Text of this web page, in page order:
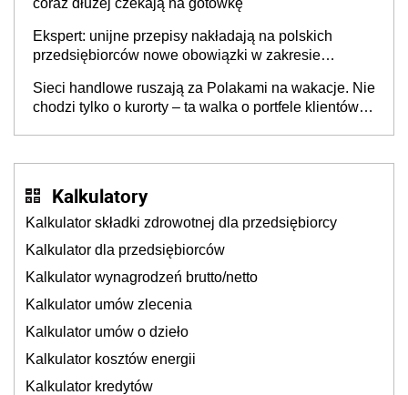
Ekspert: unijne przepisy nakładają na polskich
przedsiębiorców nowe obowiązki w zakresie
Sieci handlowe ruszają za Polakami na wakacje. Nie
chodzi tylko o kurorty – ta walka o portfele klientów
Kalkulatory
Kalkulator składki zdrowotnej dla przedsiębiorcy
Kalkulator dla przedsiębiorców
Kalkulator wynagrodzeń brutto/netto
Kalkulator umów zlecenia
Kalkulator umów o dzieło
Kalkulator kosztów energii
Kalkulator kredytów